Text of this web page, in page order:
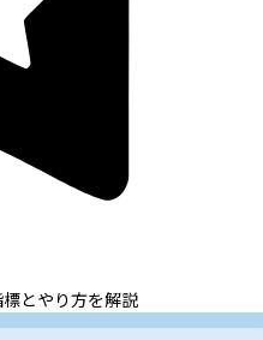
とやり方を解説